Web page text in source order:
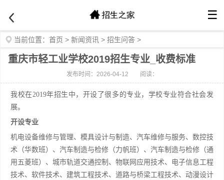
☰
当前位置： 首页 > 新闻资讯 > 招生问答 >
重庆市轻工业学校2019招生专业_收费标准
发布时间：2026-04-12 阅读：
我校在2019年招生中，开设了很多的专业，学校专业符合社会发
展。
开设专业
机电设备维修与管理、模具设计与制造、汽车维修与服务、数控技
术（华数班）、汽车制造与检修（力帆班）、汽车制造与检修（通
用五菱班）、城市轨道交通控制、物联网应用技术、电子信息工程
技术、软件技术、建筑工程技术、道路与桥梁工程技术、动漫设计